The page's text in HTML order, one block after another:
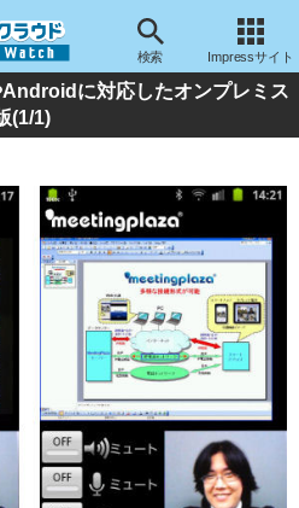
検索 Impressサイト
に対応したオンプレミス
(1/1)